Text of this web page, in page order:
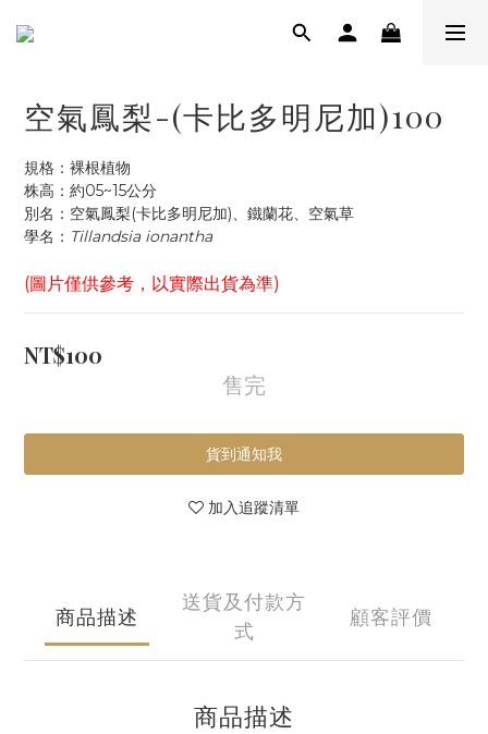
空氣鳳梨-(卡比多明尼加)100
規格：裸根植物
株高：約05~15公分
別名：空氣鳳梨(卡比多明尼加)、鐵蘭花、空氣草
學名： Tillandsia ionantha
(圖片僅供參考，以實際出貨為準)
NT$100
售完
貨到通知我
加入追蹤清單
商品描述
送貨及付款方
式
顧客評價
商品描述